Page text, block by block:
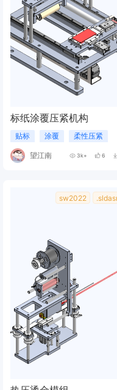
标纸涂覆压紧机构
贴标 涂覆 柔性压紧
望江南 3k+ 6
sw2022